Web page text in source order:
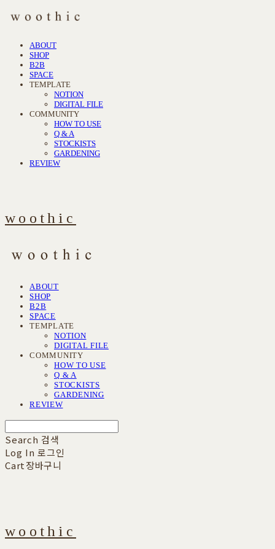
ABOUT
SHOP
B2B
SPACE
TEMPLATE
NOTION
DIGITAL FILE
COMMUNITY
HOW TO USE
Q & A
STOCKISTS
GARDENING
REVIEW
woothic
ABOUT
SHOP
B2B
SPACE
TEMPLATE
NOTION
DIGITAL FILE
COMMUNITY
HOW TO USE
Q & A
STOCKISTS
GARDENING
REVIEW
Search 검색
Log In 로그인
Cart장바구니
woothic